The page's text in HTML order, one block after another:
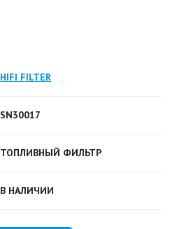
HIFI FILTER
SN30017
ТОПЛИВНЫЙ ФИЛЬТР
В НАЛИЧИИ